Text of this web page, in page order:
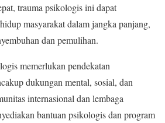
trauma psikologis ini dapat
masyarakat dalam jangka panjang,
dan pemulihan.
memerlukan pendekatan
dukungan mental, sosial, dan
internasional dan lembaga
bantuan psikologis dan program